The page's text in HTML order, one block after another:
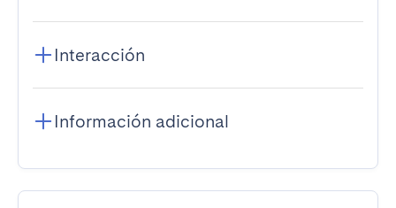
Interacción
Información adicional